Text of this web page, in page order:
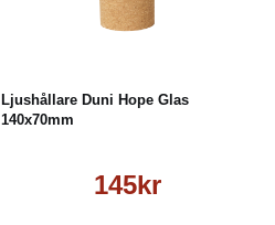
Ljushållare Duni Hope Glas
140x70mm
145kr